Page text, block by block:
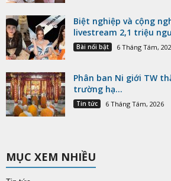
Biệt nghiệp và cộng
livestream 2,1 triệu
Bài nổi bật 6 Tháng Tám,
Phân ban Ni giới TW
trường hạ...
Tin tức 6 Tháng Tám, 2026
MỤC XEM NHIỀU